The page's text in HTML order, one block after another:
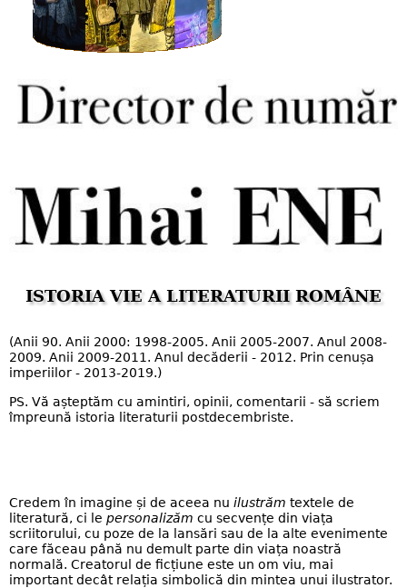
ISTORIA VIE A LITERATURII ROMÂNE
(Anii 90. Anii 2000: 1998-2005. Anii 2005-2007. Anul 2008-
2009. Anii 2009-2011. Anul decăderii - 2012. Prin cenușa
imperiilor - 2013-2019.)
PS. Vă așteptăm cu amintiri, opinii, comentarii - să scriem
împreună istoria literaturii postdecembriste.
Credem în imagine și de aceea nu ilustrăm textele de
literatură, ci le personalizăm cu secvențe din viața
scriitorului, cu poze de la lansări sau de la alte evenimente
care făceau până nu demult parte din viața noastră
normală. Creatorul de ficțiune este un om viu, mai
important decât relația simbolică din mintea unui ilustrator.